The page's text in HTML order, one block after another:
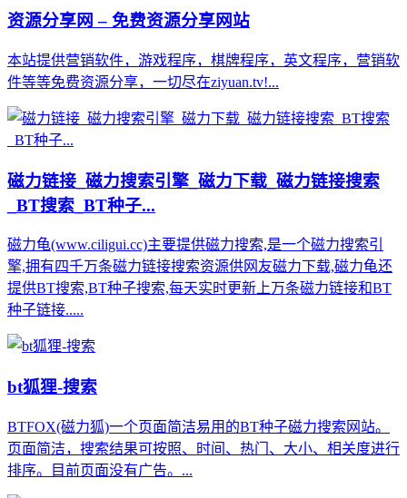
资源分享网 – 免费资源分享网站
本站提供营销软件，游戏程序，棋牌程序，英文程序，营销软
件等等免费资源分享，一切尽在ziyuan.tv!...
磁力链接_磁力搜索引擎_磁力下载_磁力链接搜索
_BT搜索_BT种子...
磁力龟(www.ciligui.cc)主要提供磁力搜索,是一个磁力搜索引
擎,拥有四千万条磁力链接搜索资源供网友磁力下载,磁力龟还
提供BT搜索,BT种子搜索,每天实时更新上万条磁力链接和BT
种子链接.....
bt狐狸-搜索
BTFOX(磁力狐)一个页面简洁易用的BT种子磁力搜索网站。
页面简洁，搜索结果可按照、时间、热门、大小、相关度进行
排序。目前页面没有广告。...